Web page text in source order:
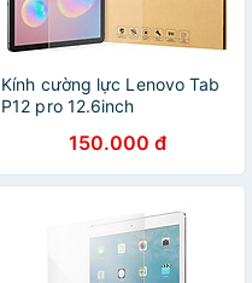
Kính cường lực Lenovo Tab
P12 pro 12.6inch
150.000 đ